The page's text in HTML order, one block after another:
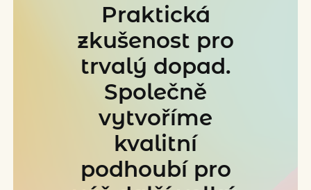
Praktická
zkušenost pro
trvalý dopad.
Společně
vytvoříme
kvalitní
podhoubí pro